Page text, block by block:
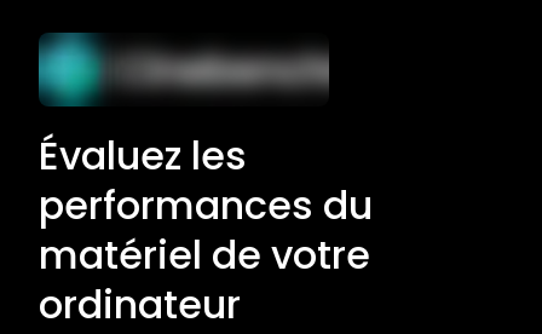
Évaluez les
performances du
matériel de votre
ordinateur